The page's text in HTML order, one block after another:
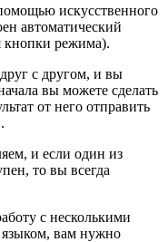
искусственного
автоматический
кнопки режима).
с другом, и вы
вы можете сделать
от него отправить
и если один из
то вы всегда
с несколькими
вам нужно